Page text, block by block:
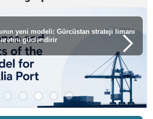
rəqabətində Ermənistanın struktur